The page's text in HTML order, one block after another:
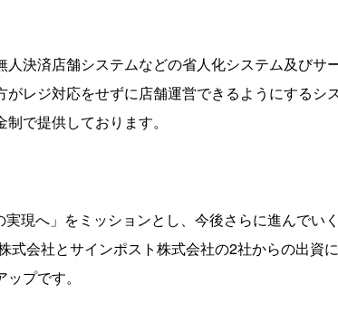
決済店舗システムなどの省人化システム及びサ
レジ対応をせずに店舗運営できるようにするシ
で提供しております。
現へ」をミッションとし、今後さらに進んでい
式会社とサインポスト株式会社の2社からの出資
プです。